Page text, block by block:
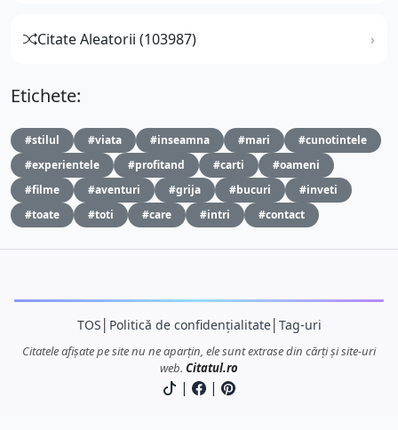
Citate Aleatorii (103987)
Etichete:
#stilul #viata #inseamna #mari
#cunotintele
#experientele
#profitand #carti
#oameni
#filme
#aventuri #grija #bucuri
#inveti
#toate
#toti #care #intri #contact
TOS Politică de confidențialitate│ Tag-uri
Citatele afișate pe site nu ne aparțin, ele sunt extrase din cărți și site-uri
web. Citatul.ro
| |